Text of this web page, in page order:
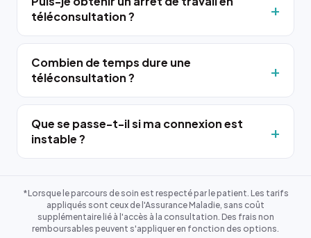
téléconsultation ?
Combien de temps dure une
téléconsultation ?
Que se passe-t-il si ma connexion est
instable ?
*Lorsque le parcours de soin est respecté par le patient. Les tarifs
appliqués sont ceux de l'Assurance Maladie, sans coût
supplémentaire lié à l'accès à la consultation. Des frais non
remboursables peuvent s'appliquer en fonction des options.